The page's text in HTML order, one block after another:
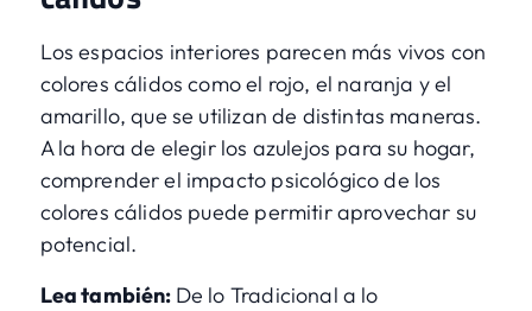
Los espacios interiores parecen más vivos con
colores cálidos como el rojo, el naranja y el
amarillo, que se utilizan de distintas maneras.
A la hora de elegir los azulejos para su hogar,
comprender el impacto psicológico de los
colores cálidos puede permitir aprovechar su
potencial.
Lea también: De lo Tradicional a lo